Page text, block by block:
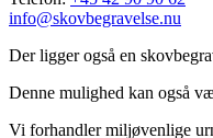
info@skovbegravelse.nu
Der ligger også en
Denne mulighed kan også
Vi forhandler miljøvenlige